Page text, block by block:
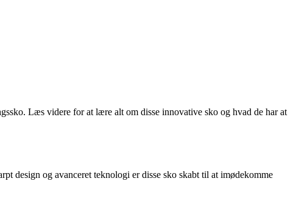
Læs videre for at lære alt om disse innovative sko og hvad de har at
design og avanceret teknologi er disse sko skabt til at imødekomme